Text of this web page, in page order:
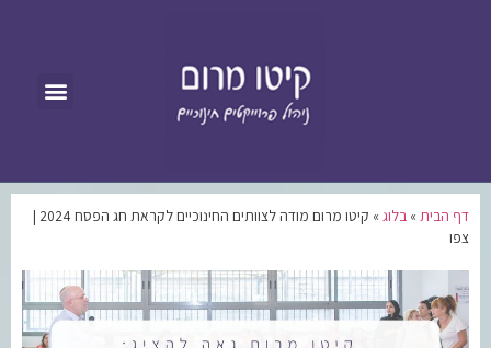
דף הבית » בלוג »
קיטו מרום מודה לצוותים החינוכיים לקראת חג הפסח 2024 |
צפו